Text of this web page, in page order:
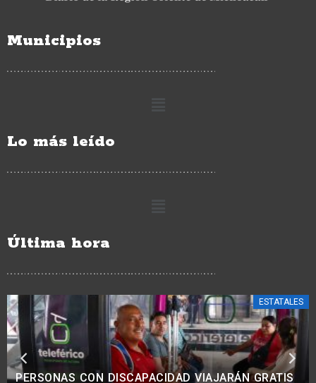
Municipios
Lo más leído
Última hora
ESTATALES
MÁS DE 10 MIL MICHOACANOS SE SUMAN A LA